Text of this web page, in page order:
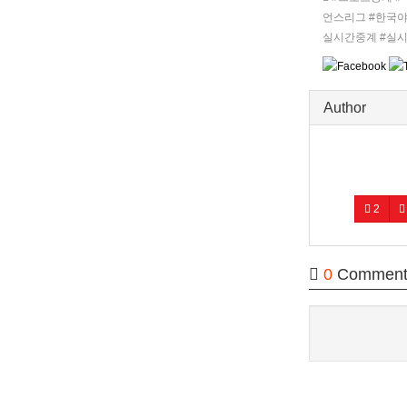
언스리그 #한국
실시간중계 #실
Author
2
0